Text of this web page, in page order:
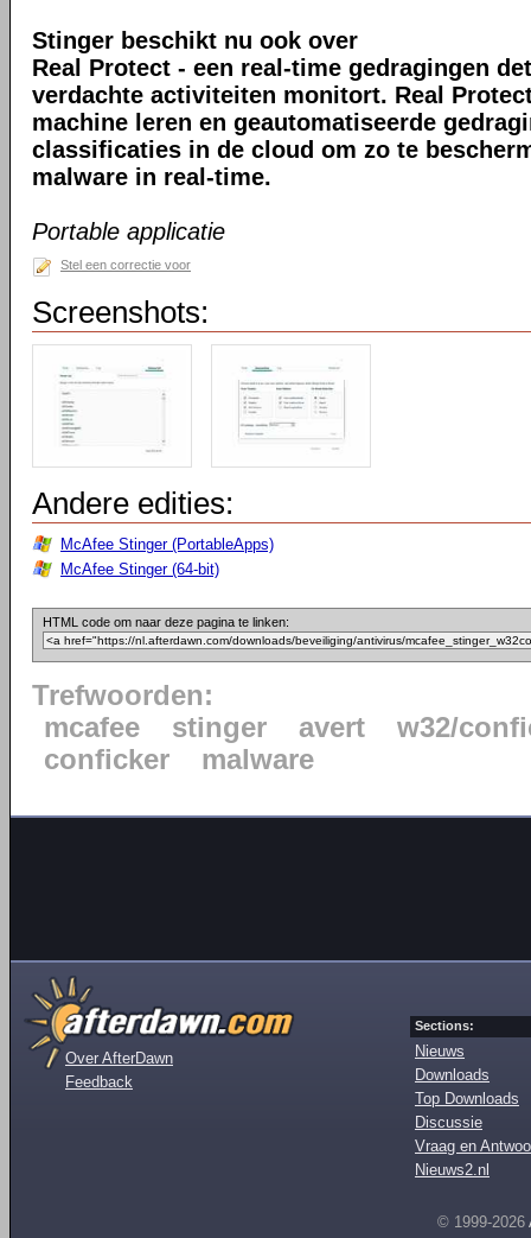
Stinger beschikt nu ook over
Real Protect - een real-time gedragingen
verdachte activiteiten monitort. Real
machine leren en geautomatiseerde
classificaties in de cloud om zo te
malware in real-time.
Portable applicatie
Stel een correctie voor
Screenshots:
Andere edities:
McAfee Stinger (PortableApps)
McAfee Stinger (64-bit)
HTML code om naar deze pagina te linken:
Trefwoorden:
mcafee
stinger avert
w32/
conficker
malware
Over AfterDawn
Feedback
Sections:
Nieuws
Downloads
Top Downloads
Discussie
Vraag en
Nieuws2.nl
© 1999-2026